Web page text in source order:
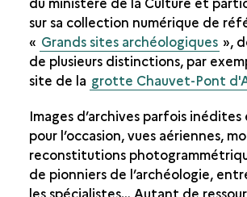
sur sa collection numérique de
« Grands sites archéologiques »,
de plusieurs distinctions, par
site de la grotte Chauvet-Pont
Images d’archives parfois
pour l’occasion, vues aériennes,
reconstitutions
de pionniers de l’archéologie,
les spécialistes… Autant de